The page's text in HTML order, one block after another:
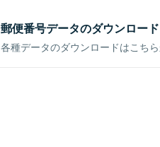
郵便番号データのダウンロード
各種データのダウンロードはこち